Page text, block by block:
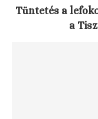
Tüntetés a
a